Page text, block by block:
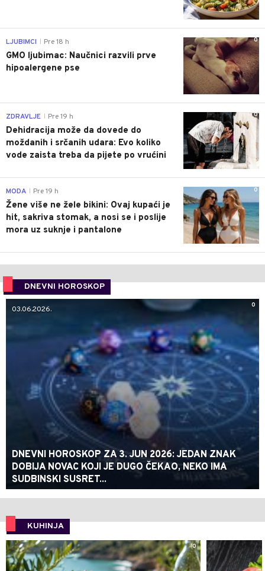
0
LJUBIMCI Pre 18 h
GMO ljubimac: Naučnici razvili prve
hipoalergene pse
0
ZDRAVLJE Pre 19 h
Dehidracija može da dovede do
moždanih i srčanih udara: Evo koliko
vode zaista treba da pijete po vrućini
0
MODA Pre 19 h
Žene više ne žele bikini: Ovaj kupaći je
hit, sakriva stomak, a nosi se i poslije
mora uz suknje i pantalone
DNEVNI HOROSKOP
0
03.06.2026.
DNEVNI HOROSKOP ZA 3. JUN 2026: JEDAN ZNAK
DOBIJA NOVAC KOJI JE DUGO ČEKAO, NEKO IMA
SUDBINSKI SUSRET...
KUHINJA
0